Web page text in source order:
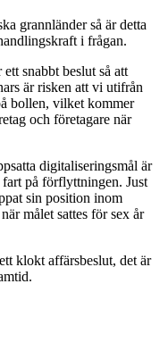
grannländer så är detta
i frågan.
snabbt beslut så att
är risken att vi utifrån
bollen, vilket kommer
och företagare när
digitaliseringsmål är
på förflyttningen. Just
sin position inom
målet sattes för sex år
klokt affärsbeslut, det är